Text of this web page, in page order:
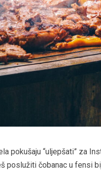
pokušaju “uljepšati” za
poslužiti čobanac u fensi